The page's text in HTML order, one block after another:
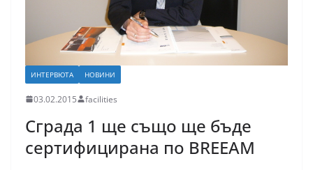
ИНТЕРВЮТА НОВИНИ
03.02.2015 facilities
Сграда 1 ще също ще бъде
сертифицирана по BREEAM